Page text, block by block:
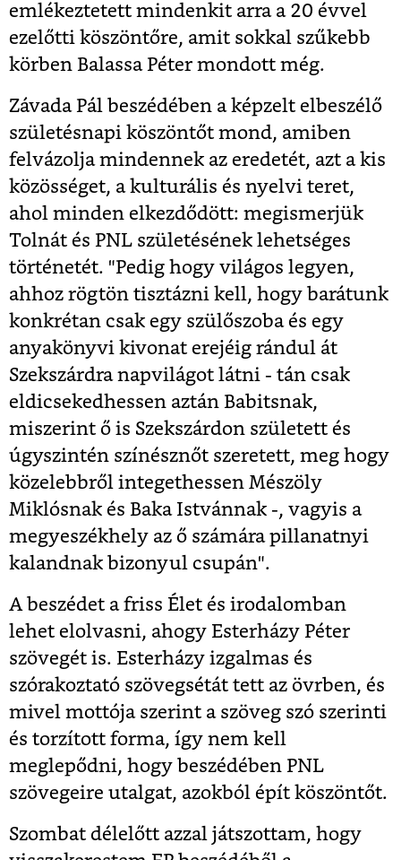
emlékeztetett mindenkit arra a 20 évvel
ezelőtti köszöntőre, amit sokkal szűkebb
körben Balassa Péter mondott még.
Závada Pál beszédében a képzelt elbeszélő
születésnapi köszöntőt mond, amiben
felvázolja mindennek az eredetét, azt a kis
közösséget, a kulturális és nyelvi teret,
ahol minden elkezdődött: megismerjük
Tolnát és PNL születésének lehetséges
történetét. "Pedig hogy világos legyen,
ahhoz rögtön tisztázni kell, hogy barátunk
konkrétan csak egy szülőszoba és egy
anyakönyvi kivonat erejéig rándul át
Szekszárdra napvilágot látni - tán csak
eldicsekedhessen aztán Babitsnak,
miszerint ő is Szekszárdon született és
úgyszintén színésznőt szeretett, meg hogy
közelebbről integethessen Mészöly
Miklósnak és Baka Istvánnak -, vagyis a
megyeszékhely az ő számára pillanatnyi
kalandnak bizonyul csupán".
A beszédet a friss Élet és irodalomban
lehet elolvasni, ahogy Esterházy Péter
szövegét is. Esterházy izgalmas és
szórakoztató szövegsétát tett az övrben, és
mivel mottója szerint a szöveg szó szerinti
és torzított forma, így nem kell
meglepődni, hogy beszédében PNL
szövegeire utalgat, azokból épít köszöntőt.
Szombat délelőtt azzal játszottam, hogy